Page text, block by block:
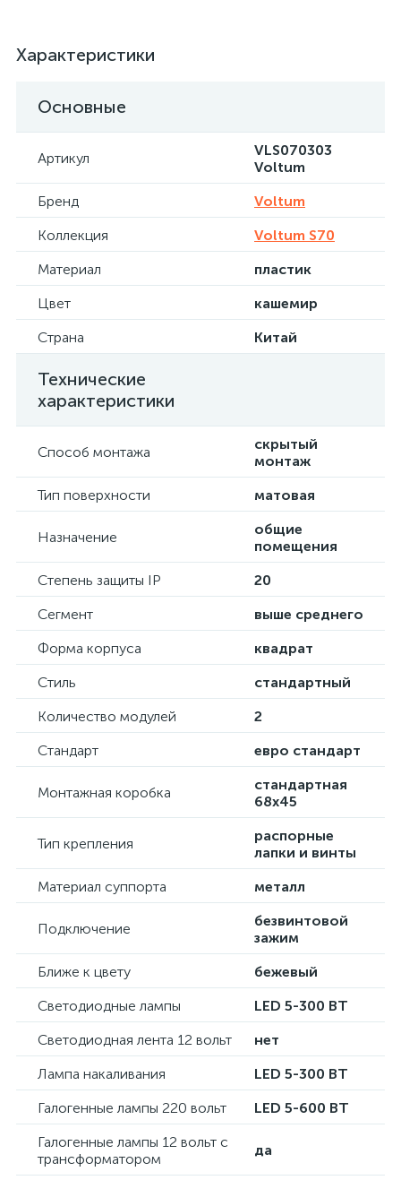
Характеристики
Основные
Артикул
VLS070303
Voltum
Бренд
Voltum
Коллекция
Voltum S70
Материал
пластик
Цвет
кашемир
Страна
Китай
Технические
характеристики
Способ монтажа
скрытый
монтаж
Тип поверхности
матовая
Назначение
общие
помещения
Степень защиты IP
20
Сегмент
выше среднего
Форма корпуса
квадрат
Стиль
стандартный
Количество модулей
2
Стандарт
евро стандарт
Монтажная коробка
стандартная
68х45
Тип крепления
распорные
лапки и винты
Материал суппорта
металл
Подключение
безвинтовой
зажим
Ближе к цвету
бежевый
Светодиодные лампы
LED 5-300 ВТ
Светодиодная лента 12 вольт
нет
Лампа накаливания
LED 5-300 ВТ
Галогенные лампы 220 вольт
LED 5-600 ВТ
Галогенные лампы 12 вольт с
трансформатором
да